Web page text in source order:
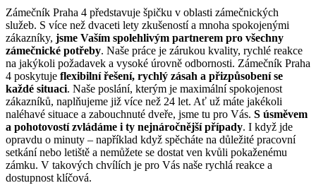
Zámečník Praha 4 představuje špičku v oblasti zámečnických
služeb. S více než dvaceti lety zkušeností a mnoha spokojenými
zákazníky, jsme Vaším spolehlivým partnerem pro všechny
zámečnické potřeby. Naše práce je zárukou kvality, rychlé reakce
na jakýkoli požadavek a vysoké úrovně odbornosti. Zámečník Praha
4 poskytuje flexibilní řešení, rychlý zásah a přizpůsobení se
každé situaci. Naše poslání, kterým je maximální spokojenost
zákazníků, naplňujeme již více než 24 let. Ať už máte jakékoli
naléhavé situace a zabouchnuté dveře, jsme tu pro Vás. S úsměvem
a pohotovostí zvládáme i ty nejnáročnější případy. I když jde
opravdu o minuty – například když spěcháte na důležité pracovní
setkání nebo letiště a nemůžete se dostat ven kvůli pokaženému
zámku. V takových chvílích je pro Vás naše rychlá reakce a
dostupnost klíčová.